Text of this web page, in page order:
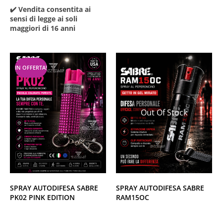
✔️ Vendita consentita ai
sensi di legge ai soli
maggiori di 16 anni
IN OFFERTA!
SPRAY AUTODIFESA SABRE
PK02 PINK EDITION
Out Of Stock
SPRAY AUTODIFESA SABRE
RAM15OC